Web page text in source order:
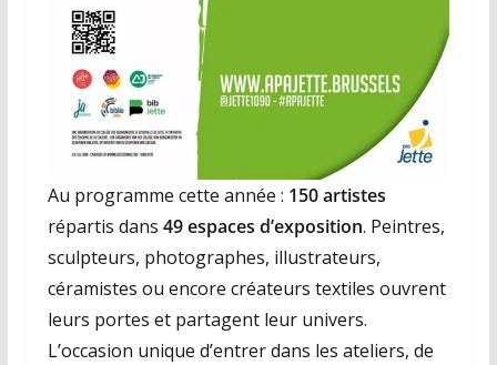
Au programme cette année : 150 artistes
répartis dans 49 espaces d’exposition. Peintres,
sculpteurs, photographes, illustrateurs,
céramistes ou encore créateurs textiles ouvrent
leurs portes et partagent leur univers.
L’occasion unique d’entrer dans les ateliers, de